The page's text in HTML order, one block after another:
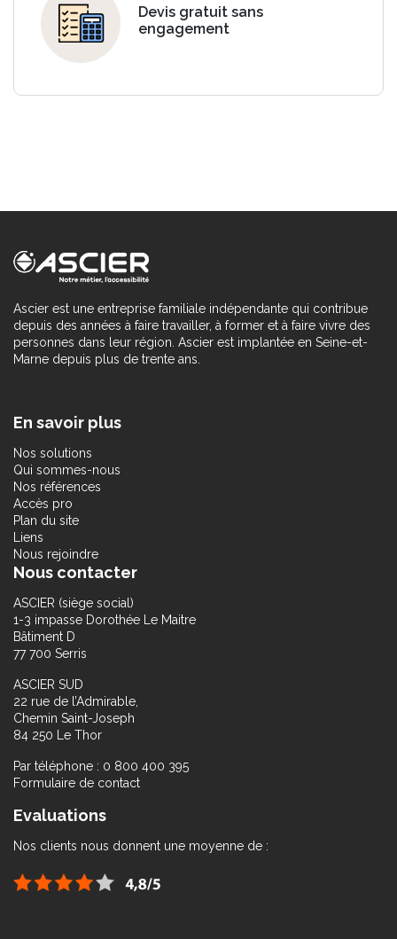
Devis gratuit sans
engagement
Ascier est une entreprise familiale indépendante qui contribue
depuis des années à faire travailler, à former et à faire vivre des
personnes dans leur région. Ascier est implantée en Seine-et-
Marne depuis plus de trente ans.
En savoir plus
Nos solutions
Qui sommes-nous
Nos références
Accès pro
Plan du site
Liens
Nous rejoindre
Nous contacter
ASCIER (siège social)
1-3 impasse Dorothée Le Maitre
Bâtiment D
77 700 Serris
ASCIER SUD
22 rue de l’Admirable,
Chemin Saint-Joseph
84 250 Le Thor
Par téléphone : 0 800 400 395
Formulaire de contact
Evaluations
Nos clients nous donnent une moyenne de :